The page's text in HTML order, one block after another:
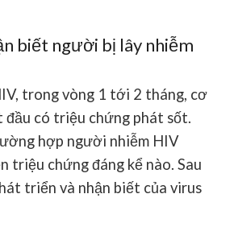
biết người bị lây nhiễm
trong vòng 1 tới 2 tháng, cơ
có triệu chứng phát sốt.
hợp người nhiễm HIV
triệu chứng đáng kể nào. Sau
triển và nhận biết của virus